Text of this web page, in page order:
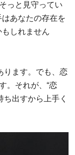
っと見守ってい
あなたの存在を
しれません
ります。でも、恋
。それが、“恋
ち出すから上手く